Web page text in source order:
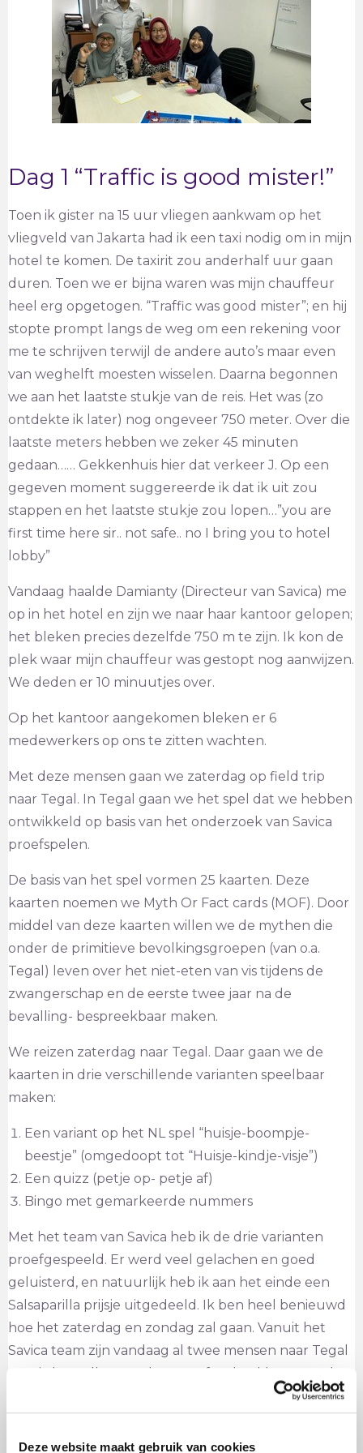
Deze website maakt gebruik van cookies
Dag 1 “Traffic is good mister!”
Toen ik gister na 15 uur vliegen aankwam op het
vliegveld van Jakarta had ik een taxi nodig om in mijn
hotel te komen. De taxirit zou anderhalf uur gaan
duren. Toen we er bijna waren was mijn chauffeur
heel erg opgetogen. “Traffic was good mister”; en hij
stopte prompt langs de weg om een rekening voor
me te schrijven terwijl de andere auto’s maar even
van weghelft moesten wisselen. Daarna begonnen
we aan het laatste stukje van de reis. Het was (zo
ontdekte ik later) nog ongeveer 750 meter. Over die
laatste meters hebben we zeker 45 minuten
gedaan…… Gekkenhuis hier dat verkeer J. Op een
gegeven moment suggereerde ik dat ik uit zou
stappen en het laatste stukje zou lopen…”you are
first time here sir.. not safe.. no I bring you to hotel
lobby”
Vandaag haalde Damianty (Directeur van Savica) me
op in het hotel en zijn we naar haar kantoor gelopen;
het bleken precies dezelfde 750 m te zijn. Ik kon de
plek waar mijn chauffeur was gestopt nog aanwijzen.
We deden er 10 minuutjes over.
Op het kantoor aangekomen bleken er 6
medewerkers op ons te zitten wachten.
Met deze mensen gaan we zaterdag op field trip
naar Tegal. In Tegal gaan we het spel dat we hebben
ontwikkeld op basis van het onderzoek van Savica
proefspelen.
De basis van het spel vormen 25 kaarten. Deze
kaarten noemen we Myth Or Fact cards (MOF). Door
middel van deze kaarten willen we de mythen die
onder de primitieve bevolkingsgroepen (van o.a.
Tegal) leven over het niet-eten van vis tijdens de
zwangerschap en de eerste twee jaar na de
bevalling- bespreekbaar maken.
We reizen zaterdag naar Tegal. Daar gaan we de
kaarten in drie verschillende varianten speelbaar
maken:
Een variant op het NL spel “huisje-boompje-
beestje” (omgedoopt tot “Huisje-kindje-visje”)
Een quizz (petje op- petje af)
Bingo met gemarkeerde nummers
Met het team van Savica heb ik de drie varianten
proefgespeeld. Er werd veel gelachen en goed
geluisterd, en natuurlijk heb ik aan het einde een
Salsaparilla prijsje uitgedeeld. Ik ben heel benieuwd
hoe het zaterdag en zondag zal gaan. Vanuit het
Savica team zijn vandaag al twee mensen naar Tegal
gereisd om alles voor het proefspelen klaar te maken